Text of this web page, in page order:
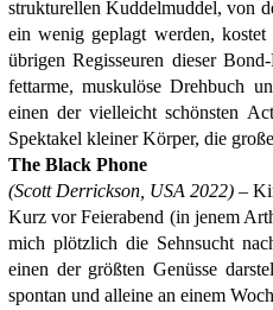
strukturellen Kuddelmuddel, von
ein wenig geplagt werden,
übrigen Regisseuren dieser
fettarme, muskulöse Drehbuch
einen der vielleicht schönsten
Spektakel kleiner Körper, die
The Black Phone
(Scott Derrickson, USA 2022) –
Kurz vor Feierabend (in jenem
mich plötzlich die Sehnsucht
einen der größten Genüsse
spontan und alleine an einem